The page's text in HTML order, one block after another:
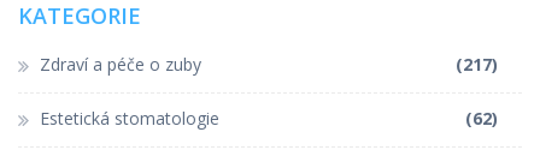
KATEGORIE
Zdraví a péče o zuby (217)
Estetická stomatologie (62)